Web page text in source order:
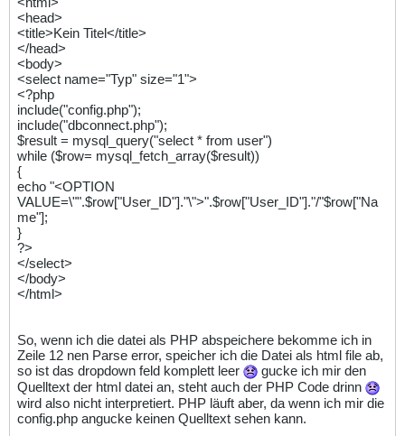
<head>
<title>Kein Titel</title>
</head>
<body>
<select name="Typ" size="1">
<?php
include("config.php");
include("dbconnect.php");
$result = mysql_query("select * from user")
while ($row= mysql_fetch_array($result))
{
echo "<OPTION
VALUE=\"".$row["User_ID"]."\">".$row["User_ID"]."/"$row["Na
me"];
}
?>
</select>
</body>
</html>
So, wenn ich die datei als PHP abspeichere bekomme ich in
Zeile 12 nen Parse error, speicher ich die Datei als html file ab,
so ist das dropdown feld komplett leer
gucke ich mir den
Quelltext der html datei an, steht auch der PHP Code drinn
wird also nicht interpretiert. PHP läuft aber, da wenn ich mir die
config.php angucke keinen Quelltext sehen kann.